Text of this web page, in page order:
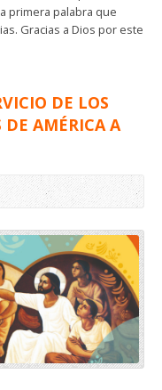
primera palabra que
Gracias a Dios por este
DE LOS
DE AMÉRICA A